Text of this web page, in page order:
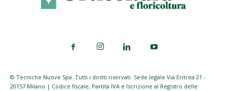
© Tecniche Nuove Spa. Tutti i diritti riservati. Sede legale Via Eritrea 21 -
20157 Milano | Codice fiscale, Partita IVA e Iscrizione al Registro delle